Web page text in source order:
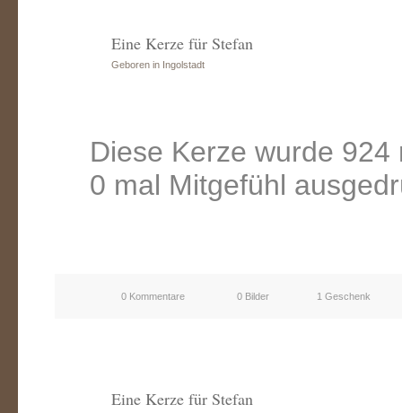
Eine Kerze für Stefan
Geboren in Ingolstadt
Diese Kerze wurde
0 mal Mitgefühl
0 Kommentare 0 Bilder 1 Geschenk
Eine Kerze für Stefan